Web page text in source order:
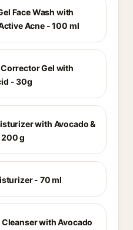
Face Wash with
Acne - 100 ml
Gel with
- 30g
with Avocado &
200 g
- 70 ml
with Avocado